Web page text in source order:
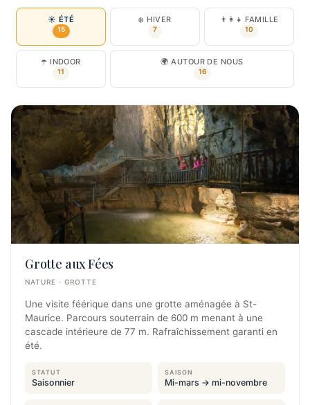
☀️ ÉTÉ
15
❄️ HIVER
7
👨‍👩‍👧 FAMILLE
10
☂️ INDOOR
11
🌍 AUTOUR DE NOUS
16
Grotte aux Fées
NATURE · GROTTE
Une visite féérique dans une grotte aménagée à St-
Maurice. Parcours souterrain de 600 m menant à une
cascade intérieure de 77 m. Rafraîchissement garanti en
été.
STATUT
Saisonnier
SAISON
Mi-mars → mi-novembre